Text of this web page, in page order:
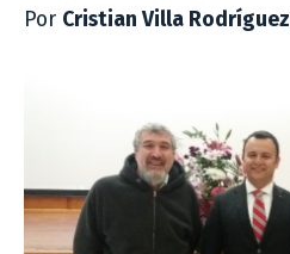
Por Cristian Villa Rodríguez